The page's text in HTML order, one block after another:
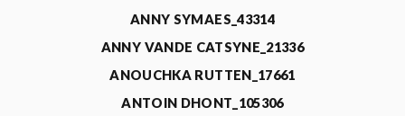
ANNY SYMAES_43314
ANNY VANDE CATSYNE_21336
ANOUCHKA RUTTEN_17661
ANTOIN DHONT_105306